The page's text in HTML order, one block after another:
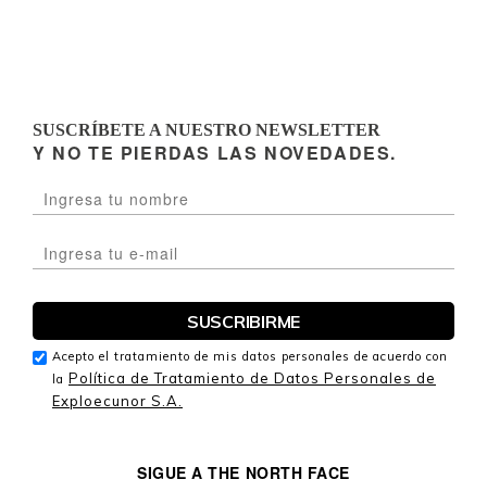
SIGUE A THE NORTH FACE
SUSCRÍBETE A NUESTRO NEWSLETTER
Y NO TE PIERDAS LAS NOVEDADES.
Acepto el tratamiento de mis datos personales de acuerdo con
la Política de Tratamiento de Datos Personales de
Exploecunor S.A.